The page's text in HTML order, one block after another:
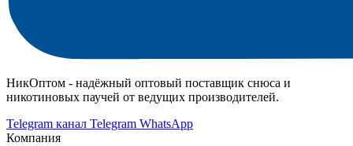
НикОптом - надёжный оптовый поставщик снюса и
никотиновых паучей от ведущих производителей.
Telegram канал Telegram WhatsApp
Компания